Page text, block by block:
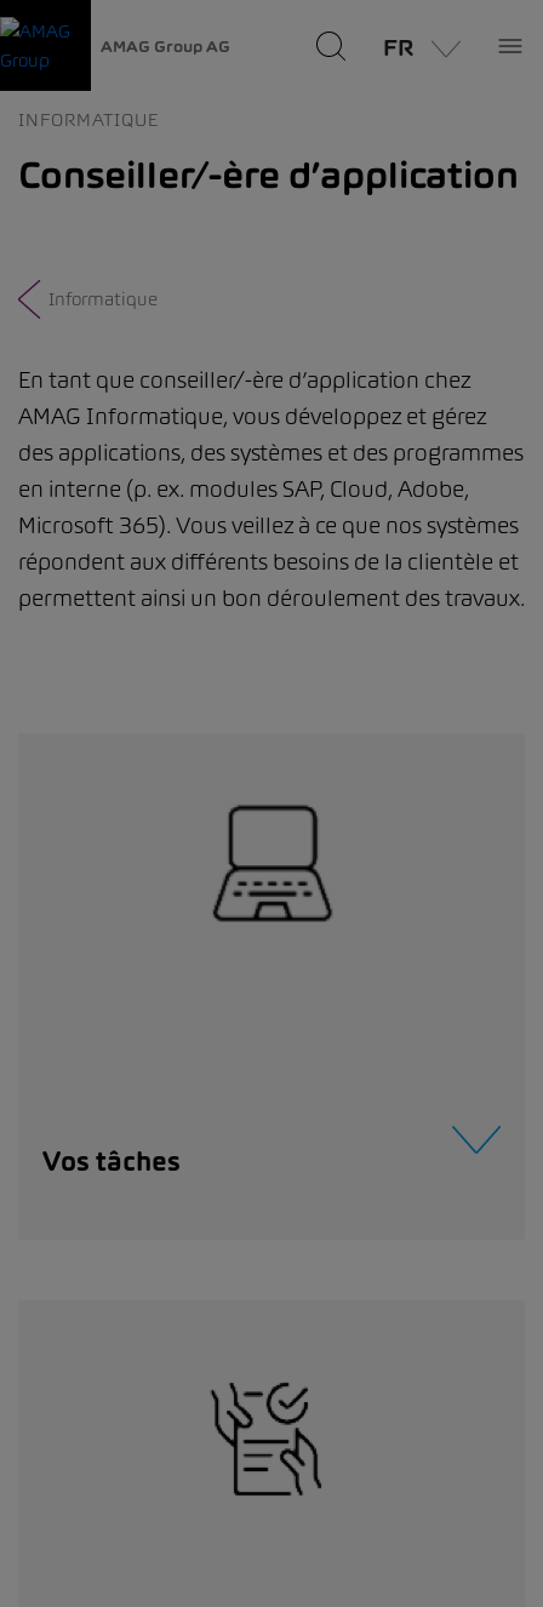
AMAG Group AG FR
INFORMATIQUE
Conseiller/-ère d’application
Informatique
En tant que conseiller/-ère d’application chez
AMAG Informatique, vous développez et gérez
des applications, des systèmes et des programmes
en interne (p. ex. modules SAP, Cloud, Adobe,
Microsoft 365). Vous veillez à ce que nos systèmes
répondent aux différents besoins de la clientèle et
permettent ainsi un bon déroulement des travaux.
Vos tâches